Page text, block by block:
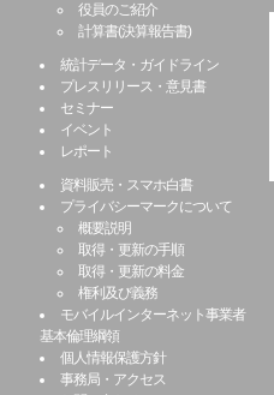
役員のご紹介
計算書(決算報告書)
統計データ・ガイドライン
プレスリリース・意見書
セミナー
イベント
レポート
資料販売・スマホ白書
プライバシーマークについて
概要説明
取得・更新の手順
取得・更新の料金
権利及び義務
モバイルインターネット事業者
基本倫理綱領
個人情報保護方針
事務局・アクセス